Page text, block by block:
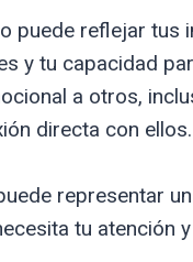
puede reflejar tus
y tu capacidad
a otros,
directa con ellos.
representar
tu atención